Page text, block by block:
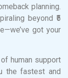
planning.
beyond ₹5
got your
human support
the fastest and